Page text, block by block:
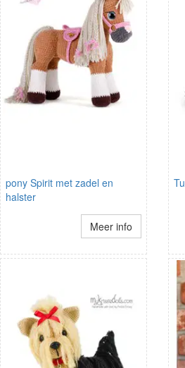
pony Spirit met zadel en
halster
Meer info